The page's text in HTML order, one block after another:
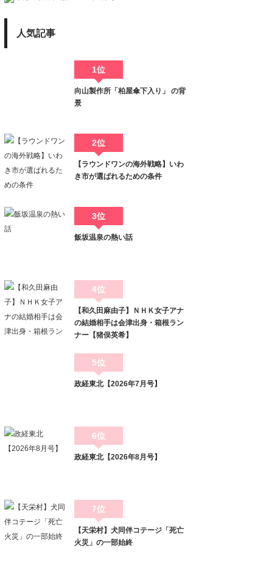
人気記事
1位
向山製作所「柏屋傘下入り」 の背
景
2位
【ラウンドワンの海外戦略】いわ
き市が選ばれるための条件
3位
飯坂温泉の熱い話
4位
【和久田麻由子】ＮＨＫ女子アナ
の結婚相手は会津出身・箱根ラン
ナー【猪俣英希】
5位
政経東北【2026年7月号】
6位
政経東北【2026年8月号】
7位
【天栄村】犬同伴コテージ「死亡
火災」の一部始終